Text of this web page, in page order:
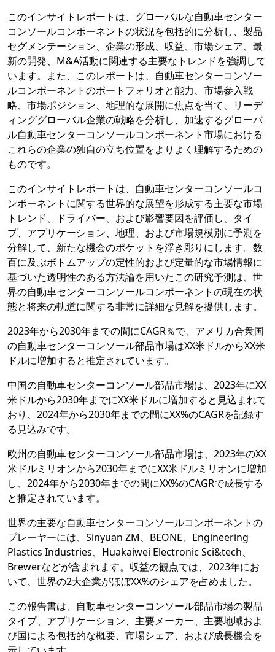
このインサイトレポートは、グローバルな自動車センター
コンソールコンポーネントの状況を包括的に分析し、製品
セグメンテーション、企業の形成、収益、市場シェア、最
新の開発、M&A活動に関連する主要なトレンドを強調して
います。また、このレポートは、自動車センターコンソー
ルコンポーネントのポートフォリオと能力、市場参入戦
略、市場ポジション、地理的な展開に焦点を当て、リーデ
ィンググローバル企業の戦略を分析し、加速するグローバ
ル自動車センターコンソールコンポーネント市場における
これらの企業の独自の立ち位置をよりよく理解するための
ものです。
このインサイトレポートは、自動車センターコンソールコ
ンポーネントに関する世界的な展望を形成する主要な市場
トレンド、ドライバー、および影響要因を評価し、タイ
プ、アプリケーション、地理、および市場規模別に予測を
分解して、新たな機会のポケットを浮き彫りにします。数
百に及ぶボトムアップの定性的および定量的な市場情報に
基づいた透明性のある方法論を用いたこの研究予測は、世
界の自動車センターコンソールコンポーネントの現在の状
態と将来の軌道に関する非常に詳細な見解を提供します。
2023年から2030年までの間にCAGR％で、アメリカ合衆国
の自動車センターコンソール部品市場はXX米ドルからXX米
ドルに増加すると推定されています。
中国の自動車センターコンソール部品市場は、2023年にXX
米ドルから2030年までにXX米ドルに増加すると見込まれて
おり、2024年から2030年までの間にXX%のCAGRを記録す
る見込みです。
欧州の自動車センターコンソール部品市場は、2023年のXX
米ドルミリオンから2030年までにXX米ドルミリオンに増加
し、2024年から2030年までの間にXX%のCAGRで成長する
と推定されています。
世界の主要な自動車センターコンソールコンポーネントの
プレーヤーには、Sinyuan ZM、BEONE、Engineering
Plastics Industries、Huakaiwei Electronic Sci&tech、
Brewerなどが含まれます。収益の観点では、2023年にお
いて、世界の2大企業がほぼXX%のシェアを占めました。
この報告書は、自動車センターコンソール部品市場の製品
タイプ、アプリケーション、主要メーカー、主要地域およ
び国による包括的な概要、市場シェア、および成長機会を